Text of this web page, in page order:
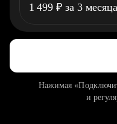
1 499 ₽ за 3 месяца
Нажимая
и